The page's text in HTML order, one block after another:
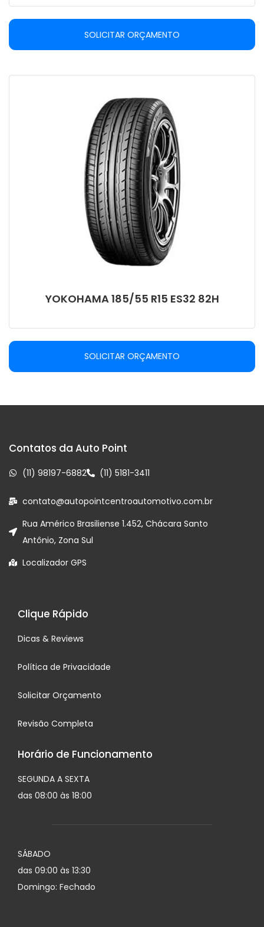
SOLICITAR ORÇAMENTO
YOKOHAMA 185/55 R15 ES32 82H
SOLICITAR ORÇAMENTO
Contatos da Auto Point
(11) 98197-6882 (11) 5181-3411
contato@autopointcentroautomotivo.com.br
Rua Américo Brasiliense 1.452, Chácara Santo
Antônio, Zona Sul
Localizador GPS
Clique Rápido
Dicas & Reviews
Política de Privacidade
Solicitar Orçamento
Revisão Completa
Horário de Funcionamento
SEGUNDA A SEXTA
das 08:00 às 18:00
SÁBADO
das 09:00 às 13:30
Domingo: Fechado